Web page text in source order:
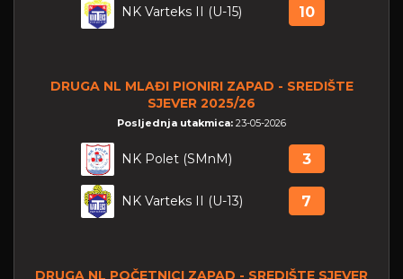
NK Varteks II (U-15) 10
DRUGA NL MLAĐI PIONIRI ZAPAD - SREDIŠTE
SJEVER 2025/26
Posljednja utakmica: 23-05-2026
NK Polet (SMnM) 3
NK Varteks II (U-13) 7
DRUGA NL POČETNICI ZAPAD - SREDIŠTE SJEVER